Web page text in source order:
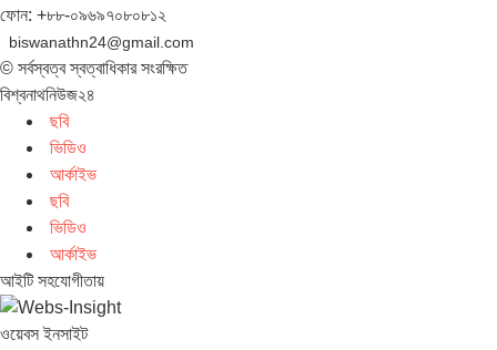
ফোন: +৮৮-০৯৬৯৭০৮০৮১২
biswanathn24@gmail.com
© সর্বস্বত্ব স্বত্বাধিকার সংরক্ষিত
বিশ্বনাথনিউজ২৪
ছবি
ভিডিও
আর্কাইভ
ছবি
ভিডিও
আর্কাইভ
আইটি সহযোগীতায়
ওয়েবস ইনসাইট